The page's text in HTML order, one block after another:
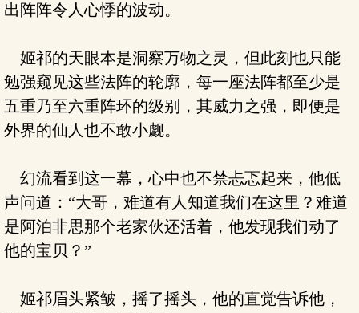
出阵阵令人心悸的波动。
姬祁的天眼本是洞察万物之灵，但此刻也只能
勉强窥见这些法阵的轮廓，每一座法阵都至少是
五重乃至六重阵环的级别，其威力之强，即便是
外界的仙人也不敢小觑。
幻流看到这一幕，心中也不禁忐忑起来，他低
声问道：“大哥，难道有人知道我们在这里？难道
是阿泊非思那个老家伙还活着，他发现我们动了
他的宝贝？”
姬祁眉头紧皱，摇了摇头，他的直觉告诉他，